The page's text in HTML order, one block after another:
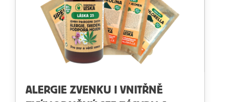
ALERGIE ZVENKU I VNITŘNĚ